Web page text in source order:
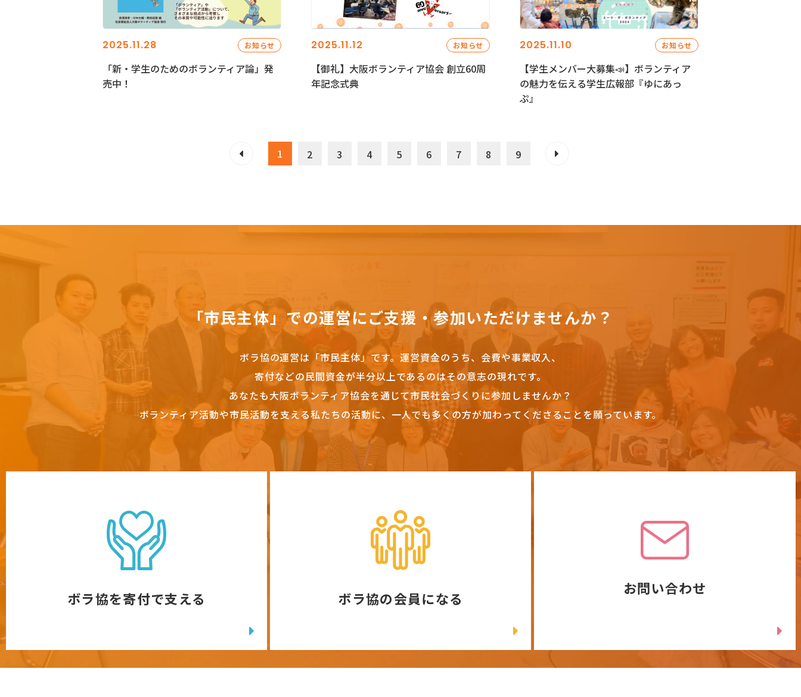
2025.11.28 お知らせ
「新・学生のためのボランティア論」発
売中！
2025.11.12 お知らせ
【御礼】大阪ボランティア協会 創立60周
年記念式典
2025.11.10 お知らせ
【学生メンバー大募集📣】ボランティア
の魅力を伝える学生広報部『ゆにあっ
ぷ』
1 2 3 4 5 6 7 8 9
「市民主体」での運営にご支援・参加いただけませんか？
ボラ協の運営は「市民主体」です。 運営資金のうち、会費や事業収入、
寄付などの民間資金が半分以上であるのはその意志の現れです。
あなたも大阪ボランティア協会を通じて市民社会づくりに参加しませんか？
ボランティア活動や市民活動を支える私たちの活動に、一人でも多くの方が加わってくださることを願っています。
ボラ協を寄付で支える ボラ協の会員になる
お問い合わせ